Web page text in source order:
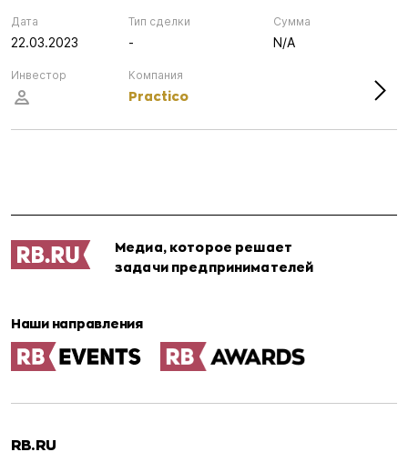
Дата
22.03.2023
Компания
Practico
Инвестор
Тип сделки
-
Сумма
N/A
Медиа, которое решает
задачи предпринимателей
Наши направления
RB.RU